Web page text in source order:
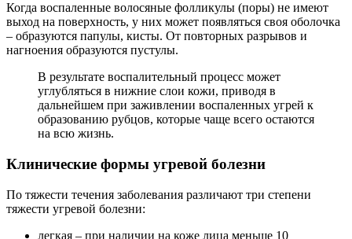
Когда воспаленные волосяные фолликулы (поры) не имеют
выход на поверхность, у них может появляться своя оболочка
– образуются папулы, кисты. От повторных разрывов и
нагноения образуются пустулы.
В результате воспалительный процесс может
углубляться в нижние слои кожи, приводя в
дальнейшем при заживлении воспаленных угрей к
образованию рубцов, которые чаще всего остаются
на всю жизнь.
Клинические формы угревой болезни
По тяжести течения заболевания различают три степени
тяжести угревой болезни:
легкая – при наличии на коже лица меньше 10